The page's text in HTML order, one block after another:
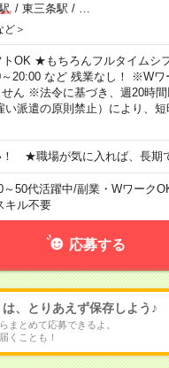
/ 東三条駅 /
ど＞
OK ★もちろんフルタイムシ
20:00 など 残業なし！ ※W
ん ※法令に基づき、週20時
派遣の原則禁止）により、
！ ★職場が気に入れば、長期
～50代活躍中/副業・Wワーク
キル不要
応募する
は、とりあえず保存しよう♪
まとめて応募できるよ。
くことも！